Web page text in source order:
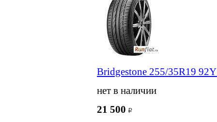
Bridgestone 255/35R19
нет в наличии
21 500